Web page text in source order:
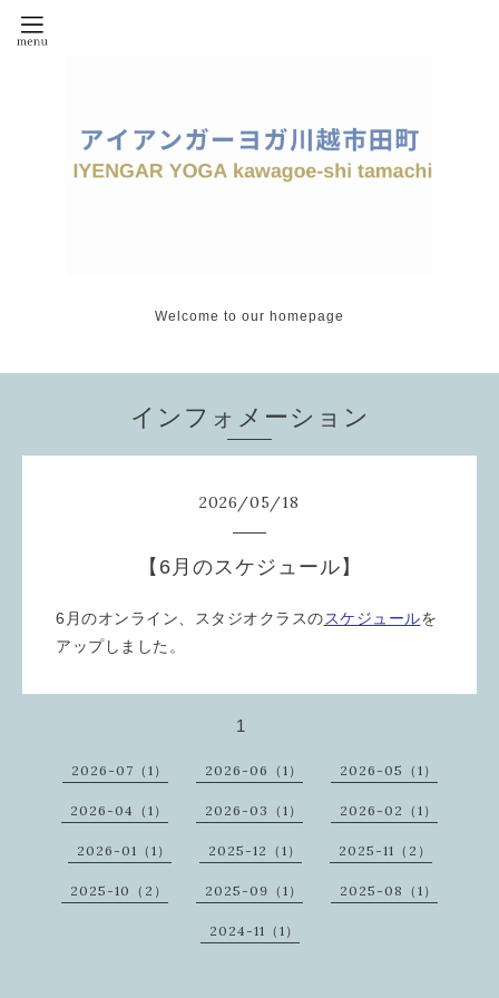
Welcome to our homepage
インフォメーション
2026/05/18
【6月のスケジュール】
6月のオンライン、スタジオクラスのスケジュールを
アップしました。
1
2026-07（1） 2026-06（1） 2026-05（1）
2026-04（1） 2026-03（1） 2026-02（1）
2026-01（1） 2025-12（1） 2025-11（2）
2025-10（2） 2025-09（1） 2025-08（1）
2024-11（1）